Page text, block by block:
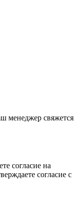
менеджер свяжется
согласие на
согласие с